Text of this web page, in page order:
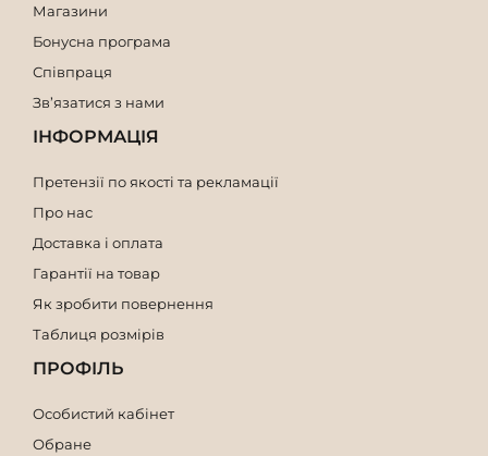
Магазини
Бонусна програма
Співпраця
Зв’язатися з нами
ІНФОРМАЦІЯ
Претензії по якості та рекламації
Про нас
Доставка і оплата
Гарантії на товар
Як зробити повернення
Таблиця розмірів
ПРОФІЛЬ
Особистий кабінет
Обране